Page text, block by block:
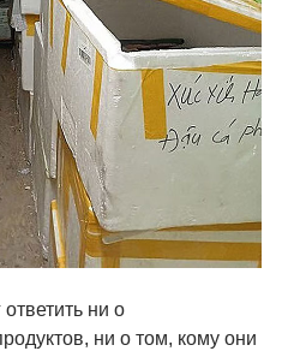
ни о
ни о том, кому они